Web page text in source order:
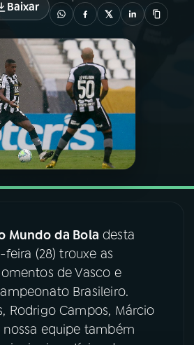
Facebook
Baixar
Mundo da Bola desta
(28) trouxe as
de Vasco e
Brasileiro.
Rodrigo Campos, Márcio
equipe também